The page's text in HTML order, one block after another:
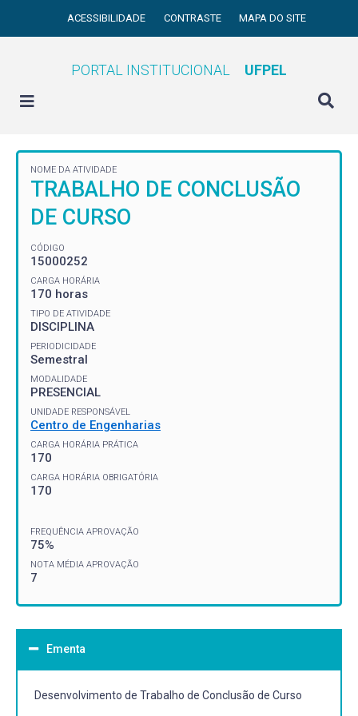
ACESSIBILIDADE CONTRASTE MAPA DO SITE
PORTAL INSTITUCIONAL UFPEL
NOME DA ATIVIDADE
TRABALHO DE CONCLUSÃO
DE CURSO
CÓDIGO
15000252
CARGA HORÁRIA
170 horas
TIPO DE ATIVIDADE
DISCIPLINA
PERIODICIDADE
Semestral
MODALIDADE
PRESENCIAL
UNIDADE RESPONSÁVEL
Centro de Engenharias
CARGA HORÁRIA PRÁTICA
170
CARGA HORÁRIA OBRIGATÓRIA
170
FREQUÊNCIA APROVAÇÃO
75%
NOTA MÉDIA APROVAÇÃO
7
Ementa
Desenvolvimento de Trabalho de Conclusão de Curso